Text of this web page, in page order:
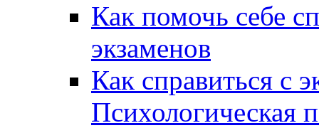
Как помочь себе
экзаменов
Как справиться с
Психологическая